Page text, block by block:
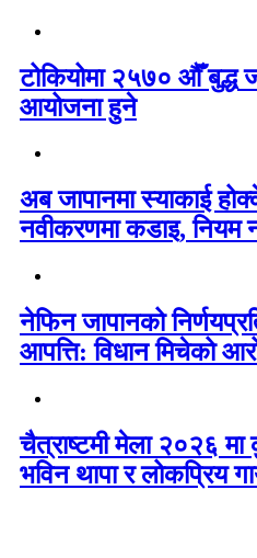
टोकियोमा २५७० औँ बुद्ध
आयोजना हुने
अब जापानमा स्याकाई
नवीकरणमा कडाइ, नियम
नेफिन जापानको
आपत्ति: विधान मिचेको
चैत्राष्टमी मेला २०२६
भविन थापा र लोकप्रिय